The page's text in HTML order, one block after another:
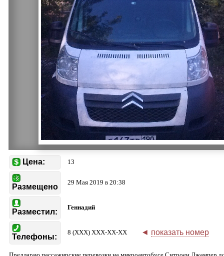
Цена: 13
Размещено
29 Мая 2019 в 20:38
Разместил:
Геннадий
Телефоны:
8 (XXX) XXX-XX-XX ◄ показать номер